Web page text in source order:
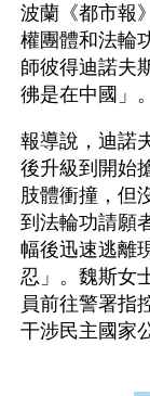
波蘭《都市報
權團體和法輪
師彼得迪諾夫
彿是在中國」。
報導說，迪諾
後升級到開始
肢體衝撞，但
到法輪功請願
幅後迅速逃離
忍」。魏斯女
員前往警署指
干涉民主國家